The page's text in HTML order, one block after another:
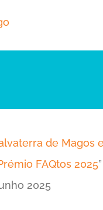
de Magos
FAQtos 2025
2025